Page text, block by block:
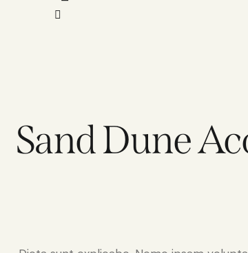
Sand Dune